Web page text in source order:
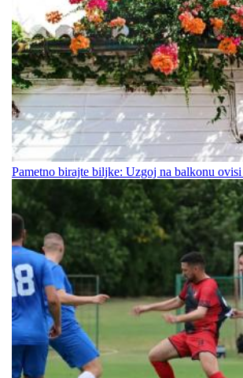
Pametno birajte biljke: Uzgoj na balkonu ovisi